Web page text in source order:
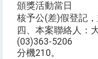
頒獎活動當日
核予公(差)假登記
四、本案聯絡人：
(03)363-5206
分機210。